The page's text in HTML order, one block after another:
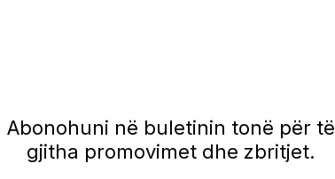
Abonohuni në buletinin tonë për të
gjitha promovimet dhe zbritjet.